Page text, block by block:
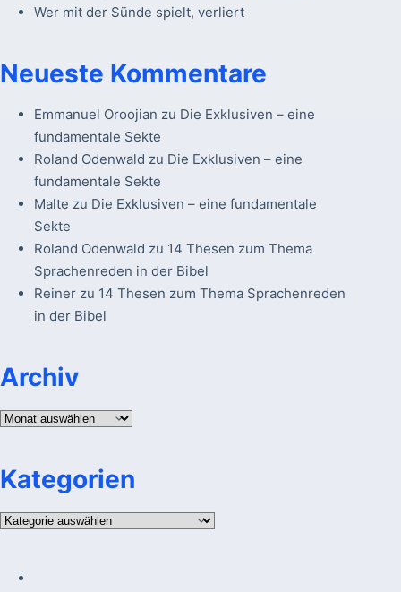
Wer mit der Sünde spielt, verliert
Neueste Kommentare
Emmanuel Oroojian zu Die Exklusiven – eine
fundamentale Sekte
Roland Odenwald zu Die Exklusiven – eine
fundamentale Sekte
Malte zu Die Exklusiven – eine fundamentale
Sekte
Roland Odenwald zu 14 Thesen zum Thema
Sprachenreden in der Bibel
Reinerzu 14 Thesen zum Thema Sprachenreden
in der Bibel
Archiv
Archiv
Kategorien
Kategorien